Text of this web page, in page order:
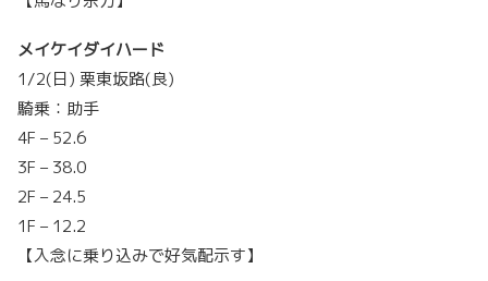
メイケイダイハード
1/2(日) 栗東坂路(良)
騎乗：助手
4F – 52.6
3F – 38.0
2F – 24.5
1F – 12.2
【入念に乗り込みで好気配示す】